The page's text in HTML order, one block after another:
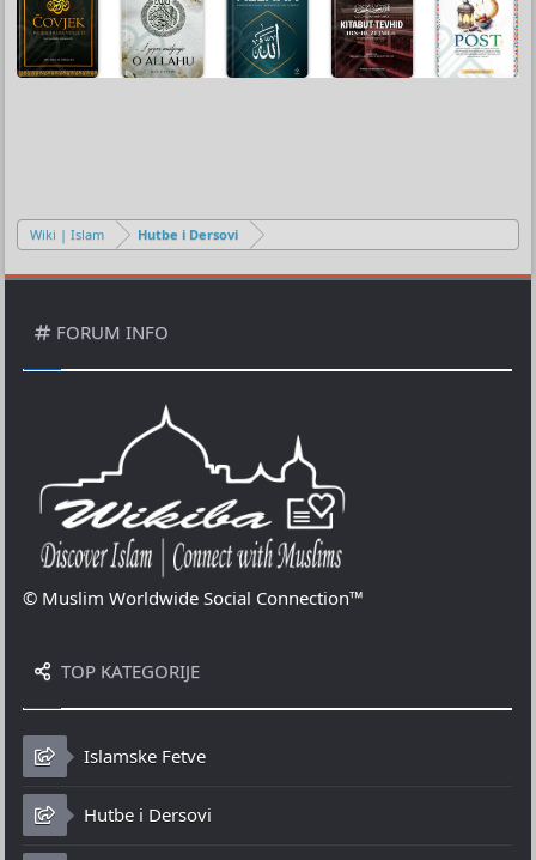
Wiki | Islam Hutbe i Dersovi
FORUM INFO
© Muslim Worldwide Social Connection™
TOP KATEGORIJE
Islamske Fetve
Hutbe i Dersovi